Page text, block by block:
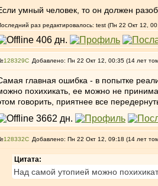
умный человек, то он должен
раз редактировалось: test (Пн 22 Окт 12,
128329 Добавлено: Пн 22 Окт 12, 00:35 (14 лет
главная ошибка - в попытке
похихикать, ее можно не
говорить, приятнее все
128332 Добавлено: Пн 22 Окт 12, 09:18 (14 лет
Цитата:
Над самой утопией можно